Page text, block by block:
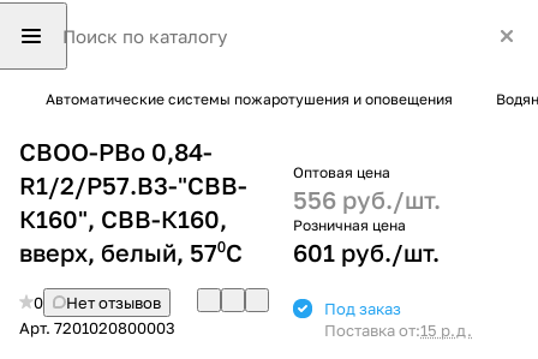
Автоматические системы пожаротушения и оповещения
СВОО-РВо 0,84-
R1/2/P57.В3-"СВВ-
К160", СВВ-К160,
вверх, белый, 57⁰С
0
Нет отзывов
Арт. 7201020800003
Оптовая цена
556 руб./шт.
Розничная цена
601 руб./шт.
Под заказ
Поставка от:15 р.д.